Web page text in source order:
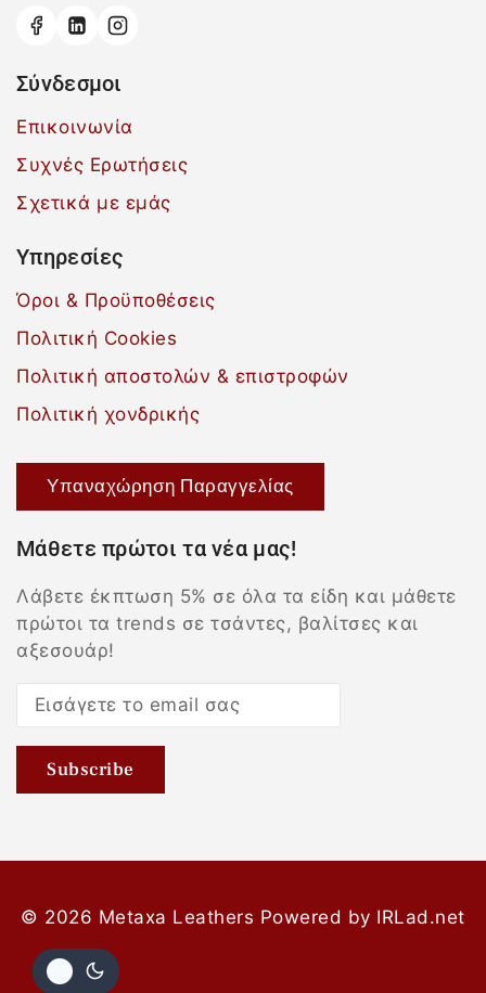
Σύνδεσμοι
Επικοινωνία
Συχνές Ερωτήσεις
Σχετικά με εμάς
Υπηρεσίες
Όροι & Προϋποθέσεις
Πολιτική Cookies
Πολιτική αποστολών & επιστροφών
Πολιτική χονδρικής
Υπαναχώρηση Παραγγελίας
Μάθετε πρώτοι τα νέα μας!
Λάβετε έκπτωση 5% σε όλα τα είδη και μάθετε
πρώτοι τα trends σε τσάντες, βαλίτσες και
αξεσουάρ!
© 2026 Metaxa Leathers Powered by IRLad.net